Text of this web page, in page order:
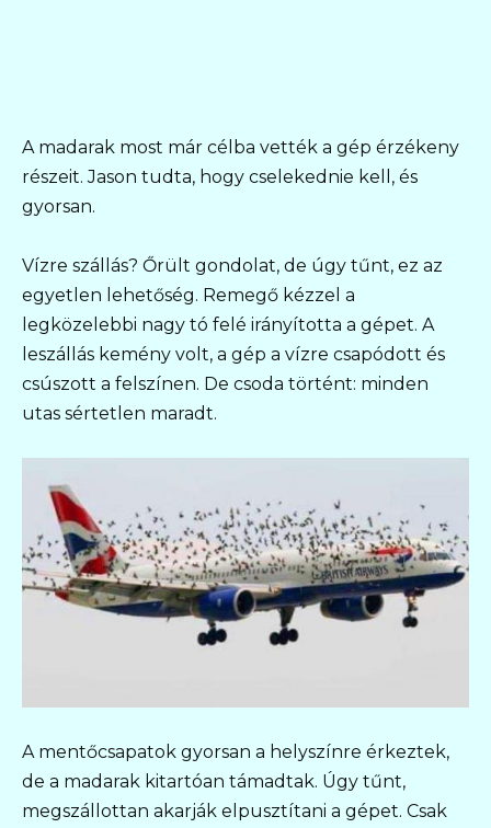
A madarak most már célba vették a gép érzékeny
részeit. Jason tudta, hogy cselekednie kell, és
gyorsan.
Vízre szállás? Őrült gondolat, de úgy tűnt, ez az
egyetlen lehetőség. Remegő kézzel a
legközelebbi nagy tó felé irányította a gépet. A
leszállás kemény volt, a gép a vízre csapódott és
csúszott a felszínen. De csoda történt: minden
utas sértetlen maradt.
A mentőcsapatok gyorsan a helyszínre érkeztek,
de a madarak kitartóan támadtak. Úgy tűnt,
megszállottan akarják elpusztítani a gépet. Csak